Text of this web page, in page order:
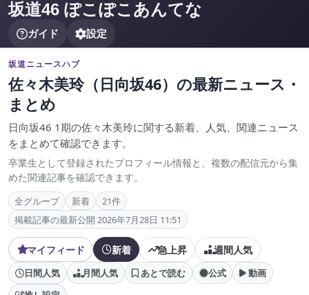
坂道46 ぽこぽこあんてな
ガイド 設定
坂道ニュースハブ
佐々木美玲（日向坂46）の最新ニュース・
まとめ
日向坂46 1期の佐々木美玲に関する新着、人気、関連ニュース
をまとめて確認できます。
卒業生として登録されたプロフィール情報と、複数の配信元から集
めた関連記事を確認できます。
全グループ 新着
21件
掲載記事の最新公開 2026年7月28日 11:51
マイフィード 新着 急上昇 週間人気
日間人気 月間人気 あとで読む 公式
動画